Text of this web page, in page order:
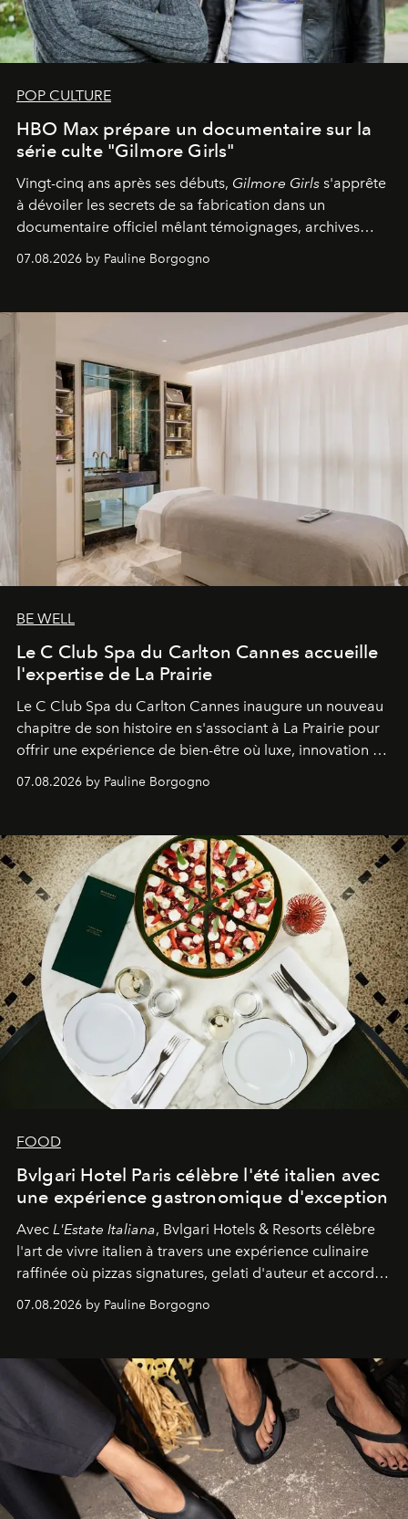
POP CULTURE
HBO Max prépare un documentaire sur la
série culte "Gilmore Girls"
Vingt-cinq ans après ses débuts, Gilmore Girls s'apprête
à dévoiler les secrets de sa fabrication dans un
documentaire officiel mêlant témoignages, archives
inédites et plongée dans les coulisses d'un phénomène
générationnel.
07.08.2026 by Pauline Borgogno
BE WELL
Le C Club Spa du Carlton Cannes accueille
l'expertise de La Prairie
Le C Club Spa du Carlton Cannes inaugure un nouveau
chapitre de son histoire en s'associant à La Prairie pour
offrir une expérience de bien-être où luxe, innovation et
expertise se rencontrent.
07.08.2026 by Pauline Borgogno
FOOD
Bvlgari Hotel Paris célèbre l'été italien avec
une expérience gastronomique d'exception
Avec L'Estate Italiana, Bvlgari Hotels & Resorts célèbre
l'art de vivre italien à travers une expérience culinaire
raffinée où pizzas signatures, gelati d'auteur et accords
d'exception composent un véritable voyage sensoriel.
07.08.2026 by Pauline Borgogno